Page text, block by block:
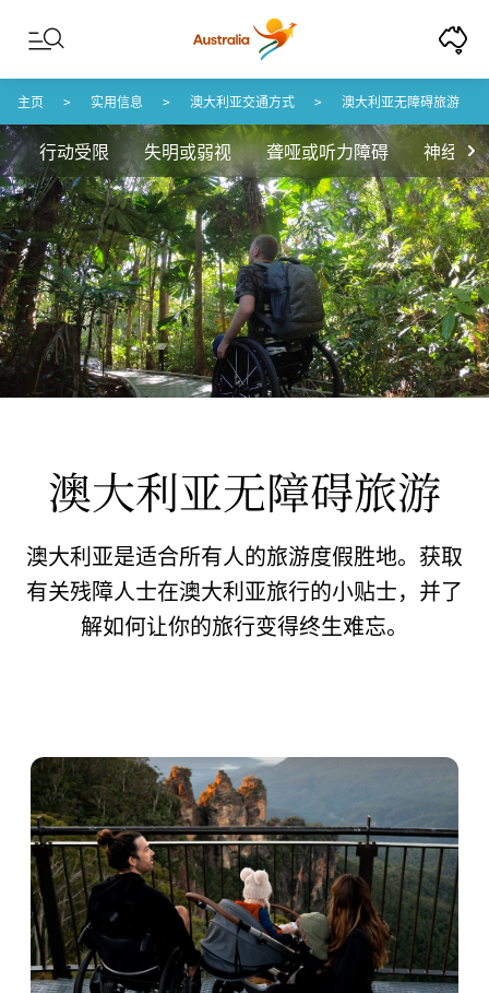
Skip to content
Skip to footer navigation
主页 实用信息 澳大利亚交通方式 澳大利亚无障碍旅游
行动受限 失明或弱视 聋哑或听力障碍 神经分
澳大利亚无障碍旅游
澳大利亚是适合所有人的旅游度假胜地。获取
有关残障人士在澳大利亚旅行的小贴士，并了
解如何让你的旅行变得终生难忘。